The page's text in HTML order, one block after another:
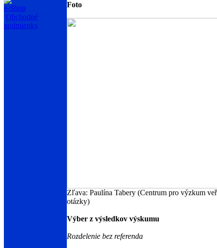
e-Shop
Obchodné
podmienky
Foto
Zľava: Paulína Tabery (Centrum pro výzkum
otázky)
Výber z výsledkov výskumu
Rozdelenie bez referenda